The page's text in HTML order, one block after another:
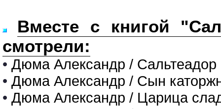
Вместе с книгой
смотрели:
• Дюма Александр / Сальтеадор
• Дюма Александр / Сын
• Дюма Александр / Царица